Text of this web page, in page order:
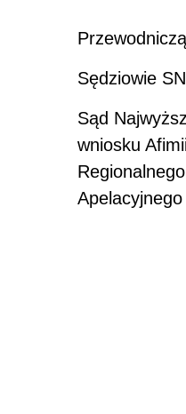
Przewodniczą
Sędziowie
Sąd
wniosku